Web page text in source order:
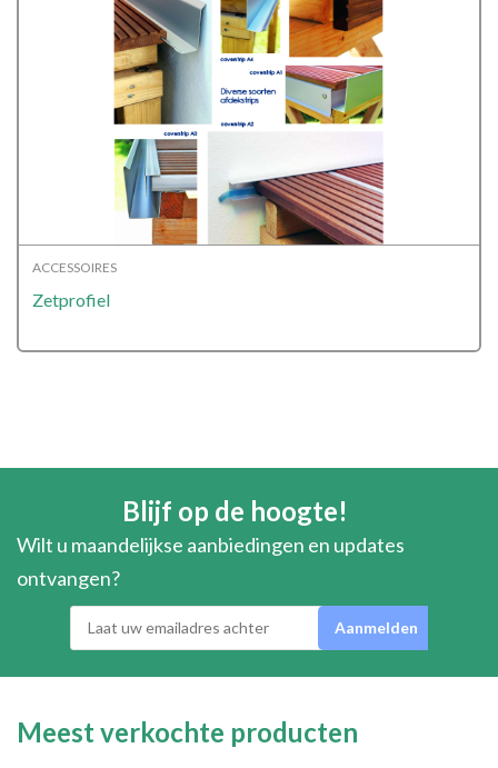
ACCESSOIRES
Zetprofiel
Blijf op de hoogte!
Wilt u maandelijkse aanbiedingen en updates
ontvangen?
Meest verkochte producten